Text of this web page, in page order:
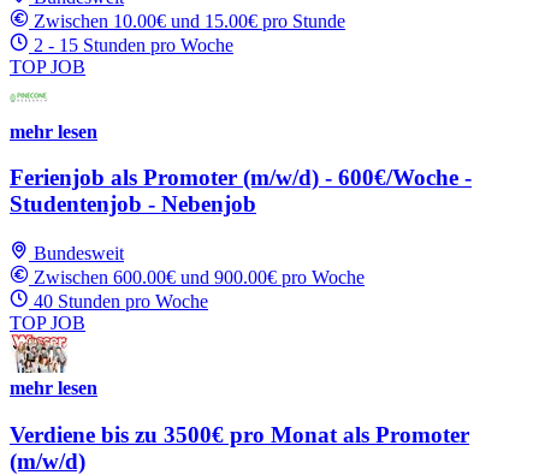
Zwischen 10.00€ und 15.00€ pro Stunde
2 - 15 Stunden pro Woche
TOP JOB
mehr lesen
Ferienjob als Promoter (m/w/d) - 600€/Woche -
Studentenjob - Nebenjob
Bundesweit
Zwischen 600.00€ und 900.00€ pro Woche
40 Stunden pro Woche
TOP JOB
mehr lesen
Verdiene bis zu 3500€ pro Monat als Promoter
(m/w/d)